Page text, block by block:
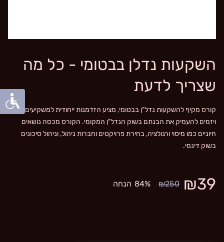
השקעות נדלן בבטומי - כל מה
שצריך לדעת
קורס מקיף להשקעות נדל"ן בבטומי, מציע הזדמנות ייחודית למשקיעים
ויזמים להעמיק את הבנתם בשוק הנדל"ן המקומי. הקורס מכסה נושאים
חיוניים כמו מיסוי ורגולציה, בחירת פרויקטים וחברות ניהול, וניהול סיכונים
בשוק דינמי.
₪39
₪250
84% הנחה